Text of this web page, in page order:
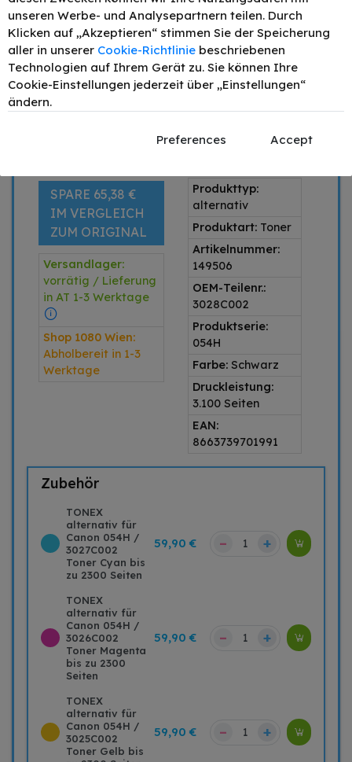
4 50,92 € - 15%
6 47,92 € - 20%
– +
IN DEN WARENKORB
SPARE 65,38 €
IM VERGLEICH
ZUM ORIGINAL
Versandlager:
vorrätig / Lieferung
in AT 1-3 Werktage
Shop 1080 Wien:
Abholbereit in 1-3
Werktage
Produkttyp:
alternativ
Produktart: Toner
Artikelnummer:
149506
OEM-Teilenr.:
3028C002
Produktserie:
054H
Farbe: Schwarz
Druckleistung:
3.100 Seiten
EAN:
8663739701991
Zubehör
TONEX
alternativ für
Canon 054H /
3027C002
Toner Cyan bis
zu 2300 Seiten
59,90 € – +
TONEX
alternativ für
Canon 054H /
3026C002
Toner Magenta
bis zu 2300
Seiten
59,90 € – +
TONEX
alternativ für
Canon 054H /
3025C002
Toner Gelb bis
59,90 € – +
unseren Werbe- und Analysepartnern teilen. Durch
Klicken auf „Akzeptieren“ stimmen Sie der Speicherung
aller in unserer Cookie-Richtlinie beschriebenen
Technologien auf Ihrem Gerät zu. Sie können Ihre
Cookie-Einstellungen jederzeit über „Einstellungen“
ändern.
Preferences Accept